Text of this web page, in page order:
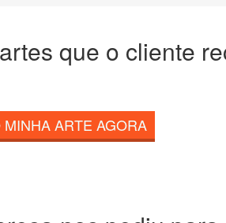
que o cliente
ARTE AGORA